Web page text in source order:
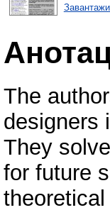
The
designers
They
for future